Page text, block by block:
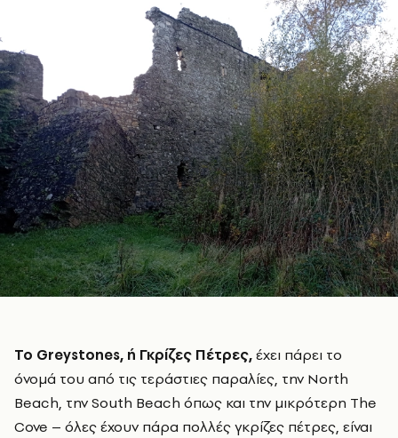
Το Greystones, ή Γκρίζες Πέτρες,έχει πάρει το
όνομά του από τις τεράστιες παραλίες, την North
Beach, την South Beach όπως και την μικρότερη The
Cove – όλες έχουν πάρα πολλές γκρίζες πέτρες, είναι